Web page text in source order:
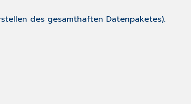
des gesamthaften Datenpaketes).